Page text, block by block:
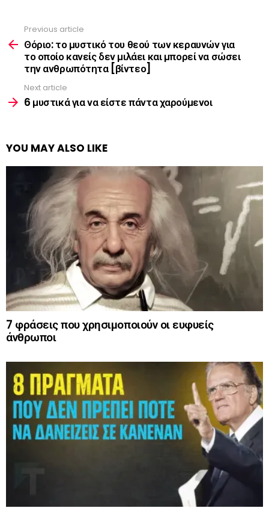
more
Previous article
Θόριο: το μυστικό του θεού των κεραυνών για
το οποίο κανείς δεν μιλάει και μπορεί να σώσει
την ανθρωπότητα [βίντεο]
Next article
6 μυστικά για να είστε πάντα χαρούμενοι
YOU MAY ALSO LIKE
7 φράσεις που χρησιμοποιούν οι ευφυείς
άνθρωποι